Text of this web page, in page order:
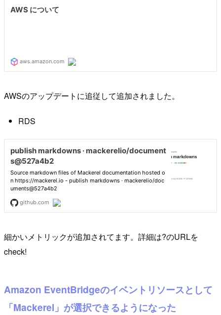
AWSのアップデートに追従して追加されました。
RDS
細かいメトリックが追加されてます。詳細は?のURLを
check!
Amazon EventBridgeのイベントリソースとして
「Mackerel」が選択できるようになった